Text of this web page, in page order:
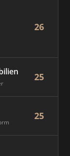
26
25
25